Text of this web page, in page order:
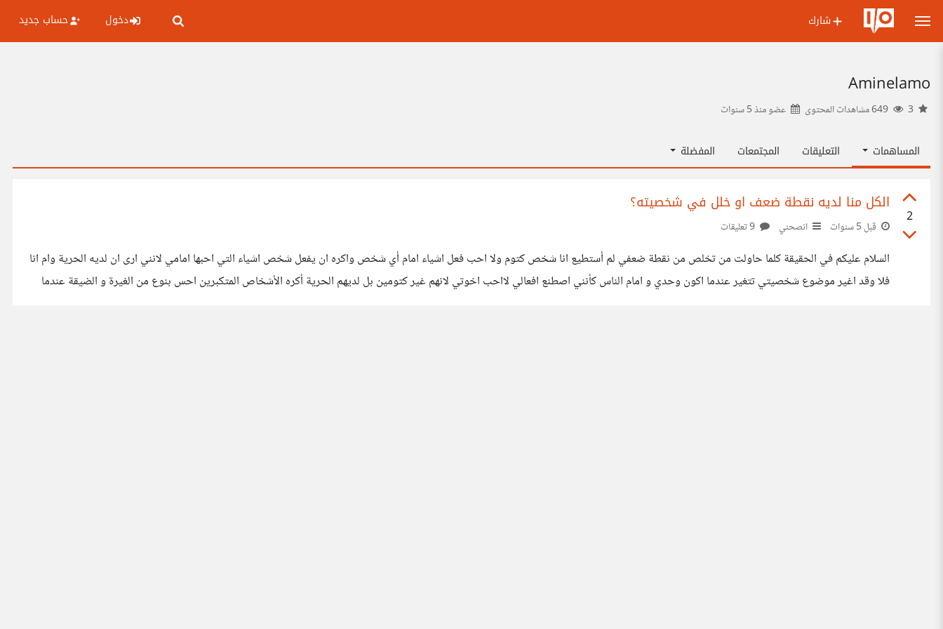
شارك دخول حساب جديد
Aminelamo
عضو منذ5 سنوات
المساهمات التعليقات المجتمعات المفضلة
2
الكل منا لديه نقطة ضعف او خلل في شخصيته؟
قبل 5 سنوات انصحني
السلام عليكم في الحقيقة كلما حاولت من تخلص من نقطة ضعفي لم أستطيع انا شخص كتوم ولا احب فعل اشياء امام أي شخص واكره ان يفعل شخص اشياء التي احبها امامي لانني ارى ان لديه الحرية وام انا
فلا وقد اغير موضوع شخصيتي تتغير عندما اكون وحدي و امام الناس كأنني اصطنع افعالي لااحب اخوتي لانهم غير كتومين بل لديهم الحرية أكره الأشخاص المتكبرين احس بنوع من الغيرة و الضيقة عندما